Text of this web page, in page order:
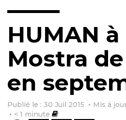
HUMAN à
Mostra
en
Publié le : 30 Juil 2015
Mis à
< 1 minute